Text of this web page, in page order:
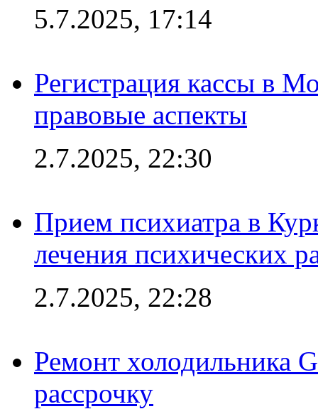
5.7.2025, 17:14
Регистрация кассы в
правовые аспекты
2.7.2025, 22:30
Прием психиатра в
лечения психических
2.7.2025, 22:28
Ремонт холодильника
рассрочку